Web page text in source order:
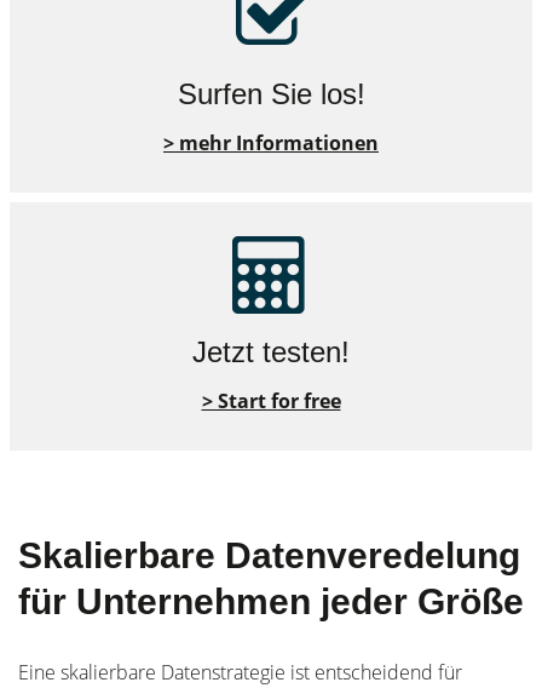
Surfen Sie los!
> mehr Informationen
Jetzt testen!
> Start for free
Skalierbare Datenveredelung
für Unternehmen jeder Größe
Eine skalierbare Datenstrategie ist entscheidend für